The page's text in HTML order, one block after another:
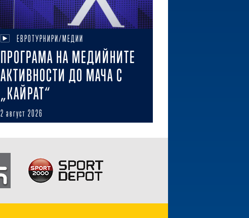
ЕВРОТУРНИРИ/МЕДИИ
ПРОГРАМА НА МЕДИЙНИТЕ
АКТИВНОСТИ ДО МАЧА С
„КАЙРАТ“
2 август 2026